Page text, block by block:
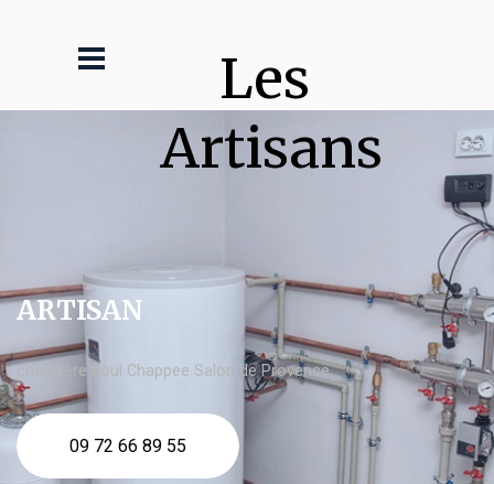
Les
Artisans
ARTISAN
chaudière fioul Chappee Salon de Provence
09 72 66 89 55